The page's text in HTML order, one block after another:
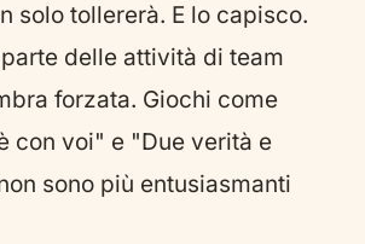
solo tollererà. E lo capisco.
delle attività di team
forzata. Giochi come
con voi" e "Due verità e
sono più entusiasmanti